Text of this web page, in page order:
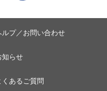
ルプ／お問い合わせ
知らせ
くあるご質問